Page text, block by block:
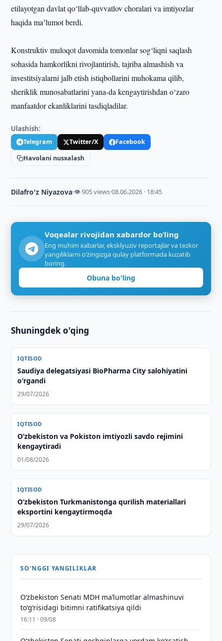
etilayotgan davlat qo‘llab-quvvatlov choralari va imtiyozlar
haqida maʼlumot berdi.
Konstruktiv muloqot davomida tomonlar sog‘liqni saqlash
sohasida hamkorlikni rivojlantirish, tajriba almashish va
investitsiyalarni jalb etish istiqbollarini muhokama qilib,
sheriklik munosabatlarini yana-da kengaytirishdan o‘zaro
manfaatdor ekanliklarini tasdiqladilar.
Ulashish:
Telegram Twitter/X
Facebook
Havolani nusxalash
Dilafro'z Niyazova·👁 905 views·08.06.2026 · 18:45
Voqealar rivojidan xabardor bo‘ling
Eng muhim xabarlar, eksklyuziv reportajlar va tezkor
yangiliklarni o‘zingizga qulay platformada kuzatib
boring.
Obuna bo'ling
Shuningdek o'qing
IQTISOD
Saudiya delegatsiyasi BioPharma City salohiyatini
o‘rgandi
29/07/2026
IQTISOD
O‘zbekiston va Pokiston imtiyozli savdo rejimini
kengaytiradi
01/08/2026
IQTISOD
Oʻzbekiston Turkmanistonga qurilish materiallari
eksportini kengaytirmoqda
29/07/2026
SO'NGGI YANGILIKLAR
Oʻzbekiston Senati MDH maʼlumotlar almashinuvi
toʻgʻrisidagi bitimni ratifikatsiya qildi
16:11 · 09/08